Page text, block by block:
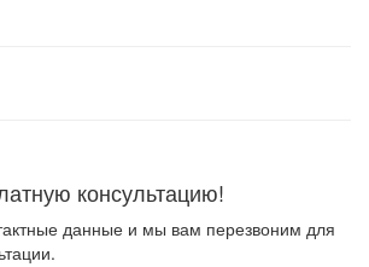
консультацию!
данные и мы вам перезвоним для